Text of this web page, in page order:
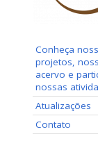
Conheça
projetos,
acervo e
nossas
Atualizações
Contato